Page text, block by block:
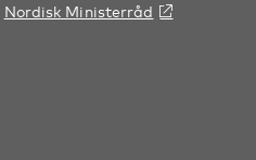
Nordisk Ministerråd